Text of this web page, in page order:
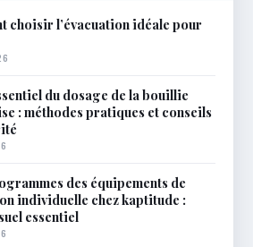
choisir l’évacuation idéale pour
du dosage de la bouillie
: méthodes pratiques et conseils
des équipements de
individuelle chez kaptitude :
essentiel